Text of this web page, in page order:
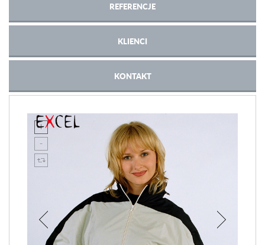
REFERENCJE
KLIENCI
KONTAKT